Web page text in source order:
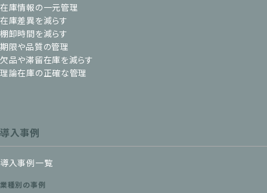
在庫情報の一元管理
在庫差異を減らす
棚卸時間を減らす
期限や品質の管理
欠品や滞留在庫を減らす
理論在庫の正確な管理
導入事例
導入事例一覧
業種別の事例